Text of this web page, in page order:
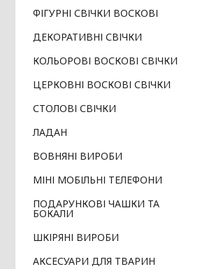
ФІГУРНІ СВІЧКИ ВОСКОВІ
ДЕКОРАТИВНІ СВІЧКИ
КОЛЬОРОВІ ВОСКОВІ СВІЧКИ
ЦЕРКОВНІ ВОСКОВІ СВІЧКИ
СТОЛОВІ СВІЧКИ
ЛАДАН
ВОВНЯНІ ВИРОБИ
МІНІ МОБІЛЬНІ ТЕЛЕФОНИ
ПОДАРУНКОВІ ЧАШКИ ТА
БОКАЛИ
ШКІРЯНІ ВИРОБИ
АКСЕСУАРИ ДЛЯ ТВАРИН